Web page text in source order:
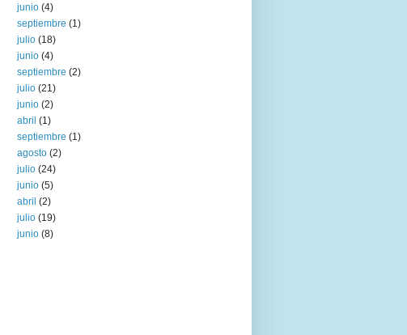
junio (4)
septiembre (1)
julio (18)
junio (4)
septiembre (2)
julio (21)
junio (2)
abril (1)
septiembre (1)
agosto (2)
julio (24)
junio (5)
abril (2)
julio (19)
junio (8)